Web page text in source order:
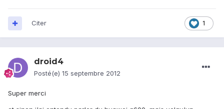
1
Citer
droid4
Posté(e) 15 septembre 2012
Super merci